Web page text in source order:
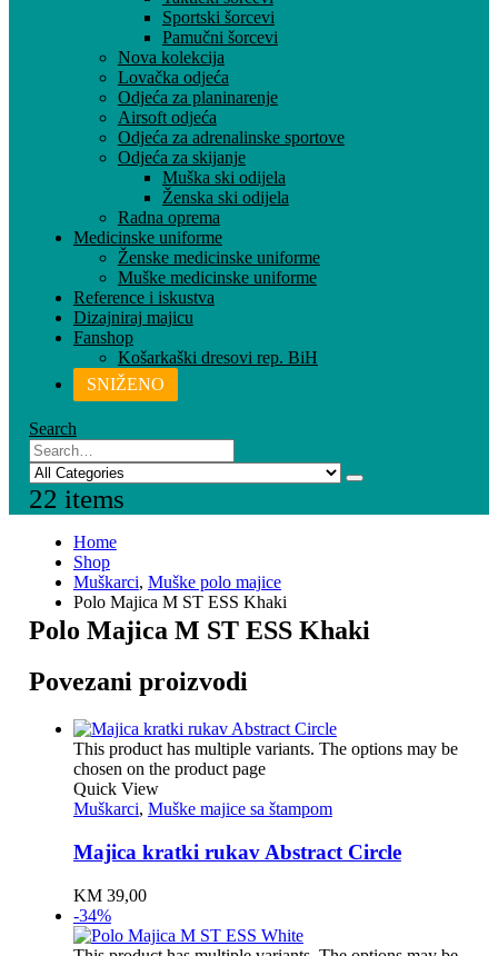
Sportski šorcevi
Pamučni šorcevi
Nova kolekcija
Lovačka odjeća
Odjeća za planinarenje
Airsoft odjeća
Odjeća za adrenalinske sportove
Odjeća za skijanje
Muška ski odijela
Ženska ski odijela
Radna oprema
Medicinske uniforme
Ženske medicinske uniforme
Muške medicinske uniforme
Reference i iskustva
Dizajniraj majicu
Fanshop
Košarkaški dresovi rep. BiH
SNIŽENO
Search
22 items
Home
Shop
Muškarci, Muške polo majice
Polo Majica M ST ESS Khaki
Polo Majica M ST ESS Khaki
Povezani proizvodi
This product has multiple variants. The options may be
chosen on the product page
Quick View
Muškarci, Muške majice sa štampom
Majica kratki rukav Abstract Circle
KM39,00
-34%